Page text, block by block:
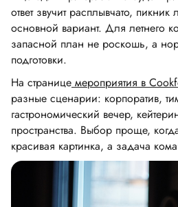
ответ звучит расплывчато,
основной вариант. Для летнего
запасной план не роскошь, а
подготовки.
На странице мероприятия в
разные сценарии: корпоратив,
гастрономический вечер,
пространства. Выбор проще,
красивая картинка, а задача